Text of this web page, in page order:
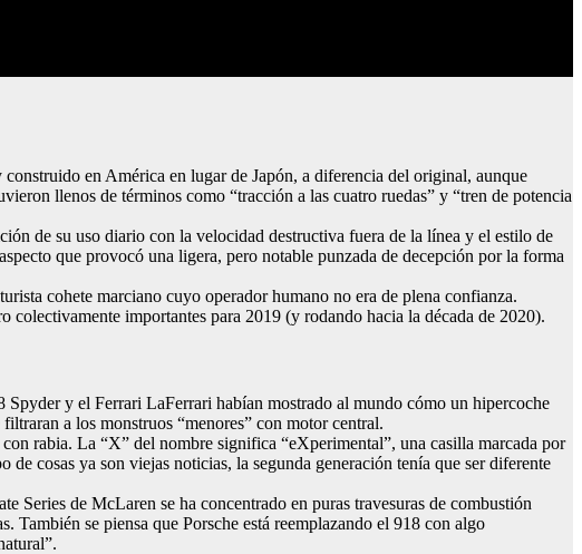
en América en lugar de Japón, a diferencia del original, aunque
llenos de términos como “tracción a las cuatro ruedas” y “tren de potencia
de su uso diario con la velocidad destructiva fuera de la línea y el estilo de
que provocó una ligera, pero notable punzada de decepción por la forma
cohete marciano cuyo operador humano no era de plena confianza.
importantes para 2019 (y rodando hacia la década de 2020).
y el Ferrari LaFerrari habían mostrado al mundo cómo un hipercoche
a los monstruos “menores” con motor central.
rabia. La “X” del nombre significa “eXperimental”, una casilla marcada por
cosas ya son viejas noticias, la segunda generación tenía que ser diferente
Series de McLaren se ha concentrado en puras travesuras de combustión
También se piensa que Porsche está reemplazando el 918 con algo